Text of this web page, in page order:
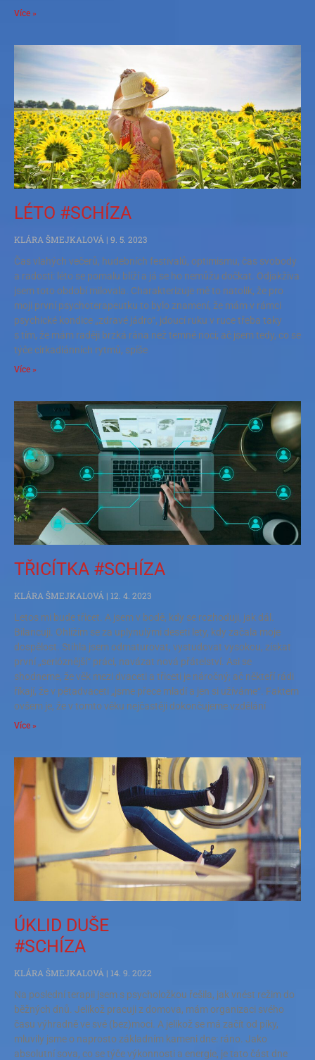
Více »
LÉTO #SCHÍZA
KLÁRA ŠMEJKALOVÁ
9. 5. 2023
Čas vlahých večerů, hudebních festivalů, optimismu, čas svobody
a radosti: léto se pomalu blíží a já se ho nemůžu dočkat. Odjakživa
jsem toto období milovala. Charakterizuje mě to natolik, že pro
moji první psychoterapeutku to bylo znamení, že mám v rámci
psychické kondice „zdravé jádro“, jdoucí ruku v ruce třeba taky
s tím, že mám raději brzká rána než temné noci; ač jsem tedy, co se
týče cirkadiánních rytmů, spíše
Více »
TŘICÍTKA #SCHÍZA
KLÁRA ŠMEJKALOVÁ
12. 4. 2023
Letos mi bude třicet. A jsem v bodě, kdy se rozhoduji, jak dál.
Bilancuji. Ohlížím se za uplynulými deseti lety, kdy začala moje
dospělost. Stihla jsem odmaturovat, vystudovat vysokou, získat
první „serióznější“ práci, navázat nová přátelství. Asi se
shodneme, že věk mezi dvaceti a třiceti je náročný; ač někteří rádi
říkají, že v pětadvaceti „jsme přece mladí a jen si užíváme“. Faktem
ovšem je, že v tomto věku nejčastěji dokončujeme vzdělání
Více »
ÚKLID DUŠE
#SCHÍZA
KLÁRA ŠMEJKALOVÁ
14. 9. 2022
Na poslední terapii jsem s psycholožkou řešila, jak vnést režim do
běžných dnů. Jelikož pracuji z domova, mám organizaci svého
času výhradně ve své (bez)moci. A jelikož se má začít od píky,
mluvily jsme o naprosto základním kameni dne: ráno. Jako
absolutní sova, co se týče výkonnosti a energie, je tato část dne